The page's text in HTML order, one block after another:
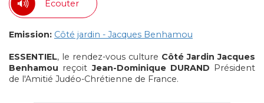
Ecouter
Emission: Côté jardin - Jacques Benhamou
ESSENTIEL, le rendez-vous culture Côté JardinJacques
Benhamou reçoitJean-Dominique DURAND Président
de l'Amitié Judéo-Chrétienne de France.